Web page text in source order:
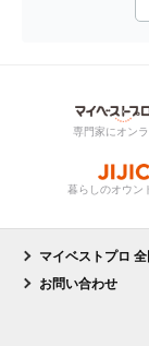
専門家にオン
暮らしのオウン
マイベストプロ
お問い合わせ